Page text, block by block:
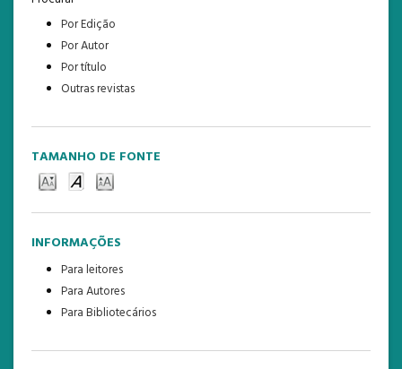
Por Edição
Por Autor
Por título
Outras revistas
TAMANHO DE FONTE
INFORMAÇÕES
Para leitores
Para Autores
Para Bibliotecários